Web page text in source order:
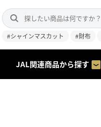
#シャインマスカット #財布
JAL関連商品から探す